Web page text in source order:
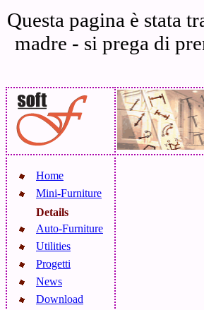
Questa pagina è stata
madre - si prega di
Home
Mini-Furniture
Details
Auto-Furniture
Utilities
Progetti
News
Download